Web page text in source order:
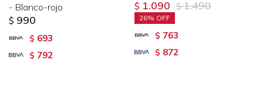
- Blanco-rojo
$ 990
$ 693
$ 792
$ 1.090 $ 1.490
26
$ 763
$ 872